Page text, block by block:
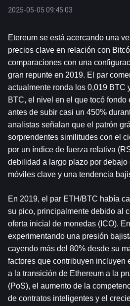
2025-05-05 09:45:03
Etereum se está acercando una
precios clave en relación con
comparaciones con una
gran repunte en 2019. El par
actualmente ronda los 0,019 BTC
BTC, el nivel en el que tocó fondo
antes de subir casi un 450%
analistas señalan que el patrón
sorprendentes similitudes con el
por un índice de fuerza relativa
debilidad a largo plazo por debajo
móviles clave y una tendencia
En 2019, el par ETH/BTC había
su pico, principalmente debido al
oferta inicial de monedas (ICO).
experimentando una presión
cayendo más del 80% desde su
factores que contribuyen incluyen
a la transición de Ethereum a la
(PoS), el aumento de la
de contratos inteligentes y el